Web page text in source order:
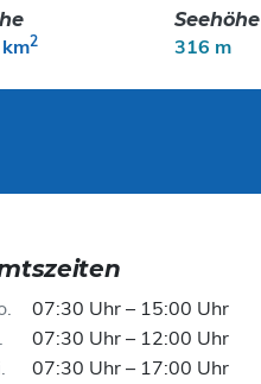
2
Seehöhe
316 m
07:30 Uhr – 15:00 Uhr
07:30 Uhr – 12:00 Uhr
07:30 Uhr – 17:00 Uhr